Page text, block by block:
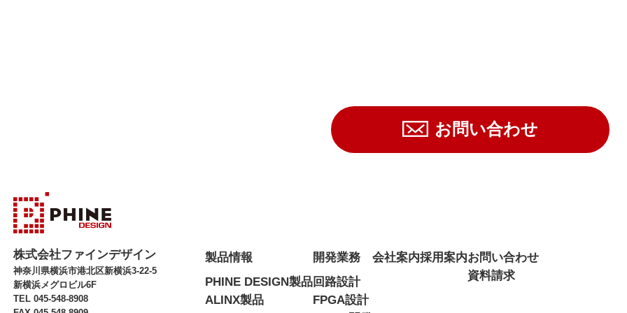
お問い合わせ
株式会社ファインデザイン
神奈川県横浜市港北区新横浜3-22-5
新横浜メグロビル6F
TEL 045-548-8908
製品情報
PHINE DESIGN製品
ALINX製品
開発業務
回路設計
FPGA設計
会社案内採用案内お問い合わせ
資料請求